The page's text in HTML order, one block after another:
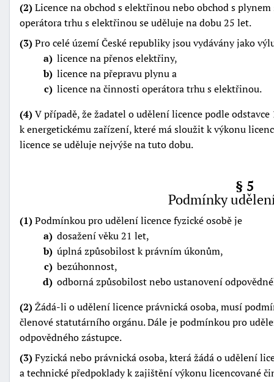
(2)Licence na obchod s elektřinou nebo obchod s
operátora trhu s elektřinou se uděluje na dobu 25 let.
(3)Pro celé území České republiky jsou vydávány jako
a licence na přenos elektřiny,
b licence na přepravu plynu a
c licence na činnosti operátora trhu s elektřinou.
(4)V případě, že žadatel o udělení licence podle
k energetickému zařízení, které má sloužit k výkonu
licence se uděluje nejvýše na tuto dobu.
§ 5
Podmínky
(1)Podmínkou pro udělení licence fyzické osobě je
a dosažení věku 21 let,
b úplná způsobilost k právním úkonům,
c bezúhonnost,
d odborná způsobilost nebo ustanovení
(2)Žádá-li o udělení licence právnická osoba, musí
členové statutárního orgánu. Dále je podmínkou pro
odpovědného zástupce.
(3)Fyzická nebo právnická osoba, která žádá o udělení
a technické předpoklady k zajištění výkonu licencované